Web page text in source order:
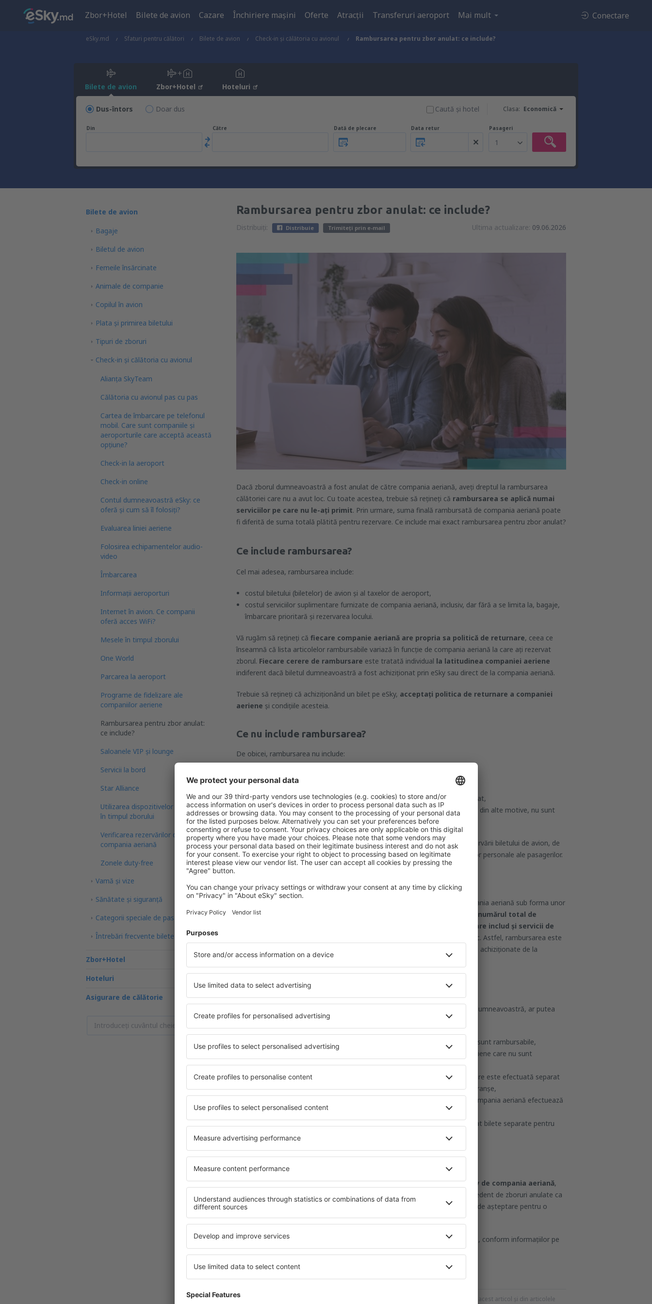
Zbor+Hotel Bilete de avion Cazare Închiriere mașini Oferte Atracţii Transferuri aeroport Mai mult Conectare
eSky.md Sfaturi pentru călători Bilete de avion Check-in și călătoria cu avionul Rambursarea pentru zbor anulat: ce include?
Bilete de avion Zbor+Hotel Hoteluri
Dus-întors Doar dus Clasa: Economică
Caută şi hotel
Din Către Dată de plecare Data retur Pasageri
1
Bilete de avion
Bagaje
Biletul de avion
Femeile însărcinate
Animale de companie
Copilul în avion
Plata şi primirea biletului
Tipuri de zboruri
Check-in și călătoria cu avionul
Alianța SkyTeam
Călătoria cu avionul pas cu pas
Cartea de îmbarcare pe telefonul
mobil. Care sunt companiile și
aeroporturile care acceptă această
opțiune?
Check-in la aeroport
Check-in online
Contul dumneavoastră eSky: ce
oferă și cum să îl folosiți?
Evaluarea liniei aeriene
Folosirea echipamentelor audio-
video
Îmbarcarea
Informații aeroporturi
Internet în avion. Ce companii
oferă acces WiFi?
Mesele în timpul zborului
One World
Parcarea la aeroport
Programe de fidelizare ale
companiilor aeriene
Rambursarea pentru zbor anulat:
ce include?
Saloanele VIP și lounge
Servicii la bord
Star Alliance
Utilizarea dispozitivelor electronice
în timpul zborului
Verificarea rezervărilor de către
compania aeriană
Zonele duty-free
Vamă și vize
Sănătate și siguranță
Categorii speciale de pasageri
Întrebări frecvente bilete de avion
Zbor+Hotel
Hoteluri
Asigurare de călătorie
Rambursarea pentru zbor anulat: ce include?
Distribuiți: Distribuie Trimiteți prin e-mail Ultima actualizare: 09.06.2026
Dacă zborul dumneavoastră a fost anulat de către compania aeriană, aveți dreptul la rambursarea
călătoriei care nu a avut loc. Cu toate acestea, trebuie să reţineţi că rambursarea se aplică numai
serviciilor pe care nu le-ați primit. Prin urmare, suma finală rambursată de compania aeriană poate
fi diferită de suma totală plătită pentru rezervare. Ce include mai exact rambursarea pentru zbor anulat?
Ce include rambursarea?
Cel mai adesea, rambursarea include:
costul biletului (biletelor) de avion și al taxelor de aeroport,
costul serviciilor suplimentare furnizate de compania aeriană, inclusiv, dar fără a se limita la, bagaje,
îmbarcare prioritară și rezervarea locului.
Vă rugăm să rețineți că fiecare companie aeriană are propria sa politică de returnare, ceea ce
înseamnă că lista articolelor rambursabile variază în funcție de compania aeriană la care aţi rezervat
zborul. Fiecare cerere de rambursare este tratată individual la latitudinea companiei aeriene
indiferent dacă biletul dumneavoastră a fost achiziționat prin eSky sau direct de la compania aeriană.
Trebuie să reţineţi că achiziționând un bilet pe eSky, acceptați politica de returnare a companiei
aeriene și condițiile acesteia.
Ce nu include rambursarea?
De obicei, rambursarea nu include:
Taxa pentru servicii,
Serviciul Travel Assistant,
check-in-ul online - dacă zborul a fost anulat, dar check-in-ul a fost efectuat,
alte servicii suplimentare achiziționate prin eSky care au fost utilizate sau, din alte motive, nu sunt
rambursabile (AirHelp +).
În plus, companiile aeriene pot să nu ramburseze ȋn caz de modificare a rezervării biletului de avion, de
exemplu: schimbarea datei sau destinației, precum și schimbarea informațiilor personale ale pasagerilor.
Rambursarea ȋn mai multe plăţi
Puteți primi rambursarea pentru biletul dumneavoastră de avion de la compania aeriană sub forma unor
plăți separate. Uneori companiile aeriene
rambursează suma ȋmpărţită la numărul total de
rezervări care includ și servicii de
, cum ar fi bagaje adiţionale, rezervarea locurilor etc. Astfel, rambursarea este
efectuată în mai multe plăţi, pentru bilet în sine și separat pentru alte servicii achiziționate de la
compania aeriană.
Când puteți primi o valoare mai mică a rambursării?
Dacă valoarea rambursării este mai mică decât valoarea totală a rezervării dumneavoastră, ar putea
însemna că:
rezervarea dumneavoastră constă în parte din servicii prestate și care nu sunt rambursabile,
rezervarea dumneavoastră include servicii suplimentare ale companiei aeriene care nu sunt
rambursabile în conformitate cu politica, termenii și condițiile sale,
rezervarea dumneavoastră include servicii suplimentare, a căror rambursare este efectuată separat
de compania aeriană, astfel că fondurile vă vor fi returnate în mai multe tranşe,
rezervarea dumneavoastră include bilete pentru mai mulți pasageri, iar compania aeriană efectuează
rambursările separat pentru fiecare pasager,
doar o parte din rezervarea dumneavoastră a fost anulată (dacă au existat bilete separate pentru
zboruri).
Când veți primi rambursarea?
Atât forma, cât şi momentul ȋn care veți primi rambursareadepind exclusiv de compania aeriană,
inclusiv dacă ați achiziționat biletele prin eSky. Din cauza numărului fără precedent de zboruri anulate ca
rezultat al pandemiei COVID-19 și introducerii ulterioare a carantinei, timpul de așteptare pentru o
decizie din partea companiilor aeriene s-a extins semnificativ.
Clienții eSky sunt informaţi în mod regulat privind statusul cererilor efectuate, conform informațiilor pe
care le primim din partea companiilor aeriene.
Acest articol a fost creat cu ajutorul inteligenței artificiale. Sfaturile și recomandările din acest articol și din articolele